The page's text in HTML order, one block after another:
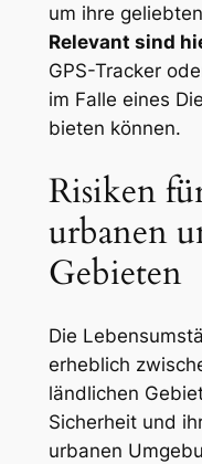
um ihre
Relevant sind
GPS-Tracker
im ​Falle eines
⁣bieten ‍können.
Risiken
urbanen
Gebieten
Die
erheblich
ländlichen
Sicherheit und
urbanen